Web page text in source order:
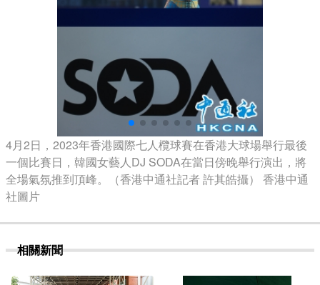
4月2日，2023年香港國際七人欖球賽在香港大球場舉行最後
一個比賽日，韓國女藝人DJ SODA在當日傍晚舉行演出，將
全場氣氛推到頂峰。（香港中通社記者 許其皓攝） 香港中通
社圖片
相關新聞